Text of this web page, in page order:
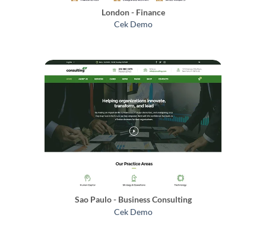
London - Finance
Cek Demo
Sao Paulo - Business Consulting
Cek Demo